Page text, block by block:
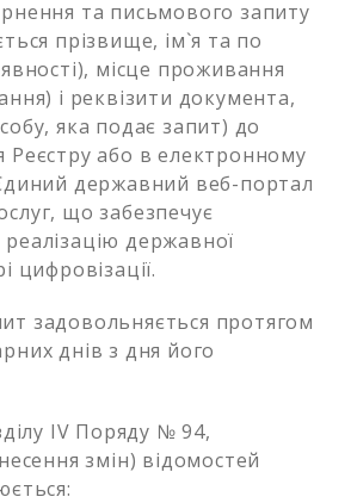
та письмового запиту
прізвище, ім`я та по
місце проживання
і реквізити документа,
яка подає запит) до
Реєстру або в електронному
державний веб-портал
що забезпечує
державної
цифровізації.
задовольняється протягом
днів з дня його
IV Поряду № 94,
змін) відомостей